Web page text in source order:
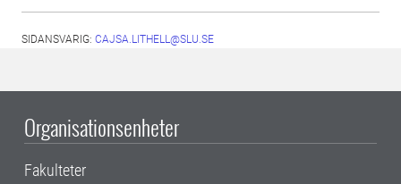
SIDANSVARIG: CAJSA.LITHELL@SLU.SE
Organisationsenheter
Fakulteter